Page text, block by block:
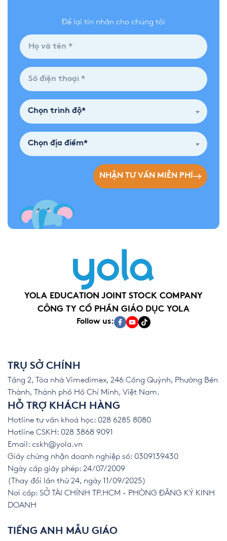
Để lại tin nhắn cho chúng tôi
Chọn trình độ*
Chọn địa điểm*
NHẬN TƯ VẤN MIỄN PHÍ
YOLA EDUCATION JOINT STOCK COMPANY
CÔNG TY CỔ PHẦN GIÁO DỤC YOLA
Follow us:
TRỤ SỞ CHÍNH
Tầng 2, Tòa nhà Vimedimex, 246 Cống Quỳnh, Phường Bến
Thành, Thành phố Hồ Chí Minh, Việt Nam.
HỖ TRỢ KHÁCH HÀNG
Hotline tư vấn khoá học: 028 6285 8080
Hotline CSKH: 028 3868 9091
Email: cskh@yola.vn
Giấy chứng nhận doanh nghiệp số: 0309139430
Ngày cấp giấy phép: 24/07/2009
(Thay đổi lần thứ 24, ngày 11/09/2025)
Nơi cấp: SỞ TÀI CHÍNH TP.HCM - PHÒNG ĐĂNG KÝ KINH
DOANH
TIẾNG ANH MẪU GIÁO